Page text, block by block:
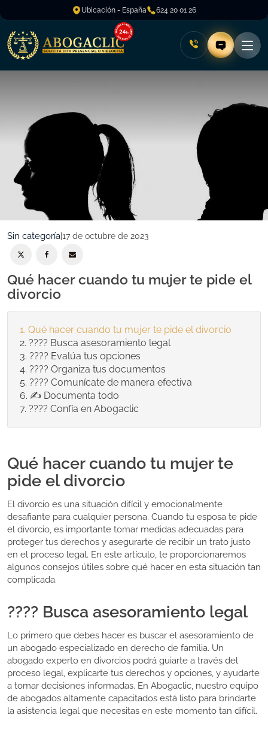
Ubicación - España 624 20 01 26
Sin categoría17 de octubre de 2023
Qué hacer cuando tu mujer te pide el
divorcio
Qué hacer cuando tu mujer te pide el divorcio
???? Busca asesoramiento legal
???? Evalúa tus opciones
???? Organiza tus documentos
???? Comunícate de manera efectiva
✍️ Documenta todo
???? Confía en Abogaclic
Qué hacer cuando tu mujer te
pide el divorcio
El divorcio es una situación difícil y emocionalmente
desafiante para cualquier persona. Cuando tu esposa te pide
el divorcio, es importante tomar medidas adecuadas para
proteger tus derechos y asegurarte de recibir un trato justo
en el proceso legal. En este artículo, te proporcionaremos
algunos consejos útiles sobre qué hacer en esta situación tan
complicada.
???? Busca asesoramiento legal
Lo primero que debes hacer es buscar el asesoramiento de
un abogado especializado en derecho de familia. Un
abogado experto en divorcios podrá guiarte a través del
proceso legal, explicarte tus derechos y opciones, y ayudarte
a tomar decisiones informadas. En Abogaclic, nuestro equipo
de abogados altamente capacitados está listo para brindarte
la asistencia legal que necesitas en este momento tan difícil.